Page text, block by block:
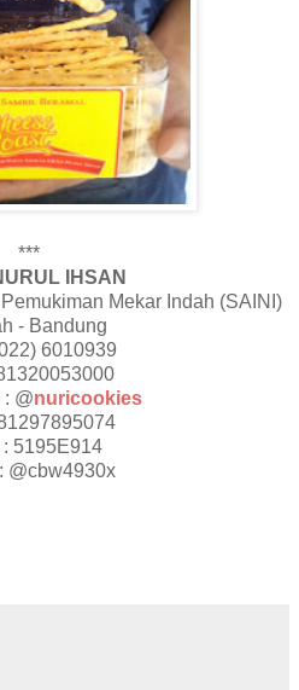
***
IHSAN
Mekar Indah (SAINI)
- Bandung
6010939
: @nuricookies
: 5195E914
@cbw4930x